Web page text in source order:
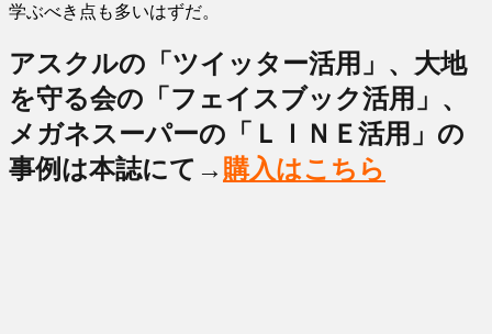
学ぶべき点も多いはずだ。
アスクルの「ツイッター活用」、大地
を守る会の「フェイスブック活用」、
メガネスーパーの「ＬＩＮＥ活用」の
事例は本誌にて→ 購入はこちら